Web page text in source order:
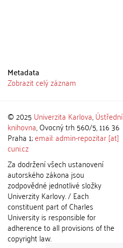
Metadata
Zobrazit celý záznam
© 2025 Univerzita Karlova,Ústřední
knihovna, Ovocný trh 560/5, 116 36
Praha 1;email: admin-repozitar [at]
cuni.cz
Za dodržení všech ustanovení
autorského zákona jsou
zodpovědné jednotlivé složky
Univerzity Karlovy. / Each
constituent part of Charles
University is responsible for
adherence to all provisions of the
copyright law.